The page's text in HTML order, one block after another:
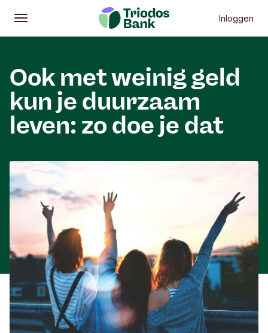
Openen
Hoofdmenu Inloggen
Ook met weinig geld
kun je duurzaam
leven: zo doe je dat